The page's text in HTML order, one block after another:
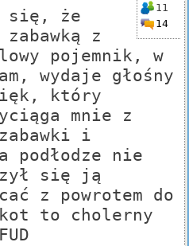
11
14
się, że
z
pojemnik, w
wydaje głośny
który
mnie z
i
podłodze nie
się ją
z powrotem do
to cholerny